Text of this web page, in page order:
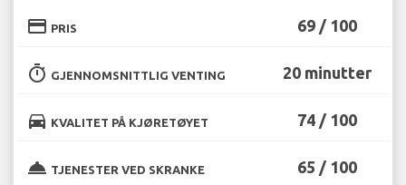
credit_card PRIS 69 / 100
timer GJENNOMSNITTLIG VENTING 20 minutter
directions_car KVALITET PÅ KJØRETØYET 74 / 100
room_service TJENESTER VED SKRANKE 65 / 100